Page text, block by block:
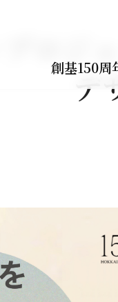
創基150周
ロジ
デ